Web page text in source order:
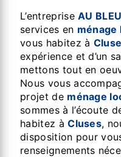
L’entrepriseAU
services en ménage
vous habitez à
expérience et d’un
mettons tout en
Nous vous
projet de ménage
sommes à l’écoute
habitez àCluses,
disposition pour
renseignements